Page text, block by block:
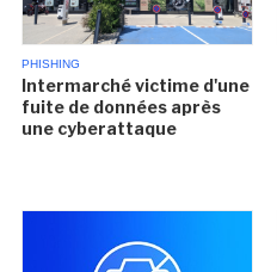
PHISHING
Intermarché victime d'une
fuite de données après
une cyberattaque